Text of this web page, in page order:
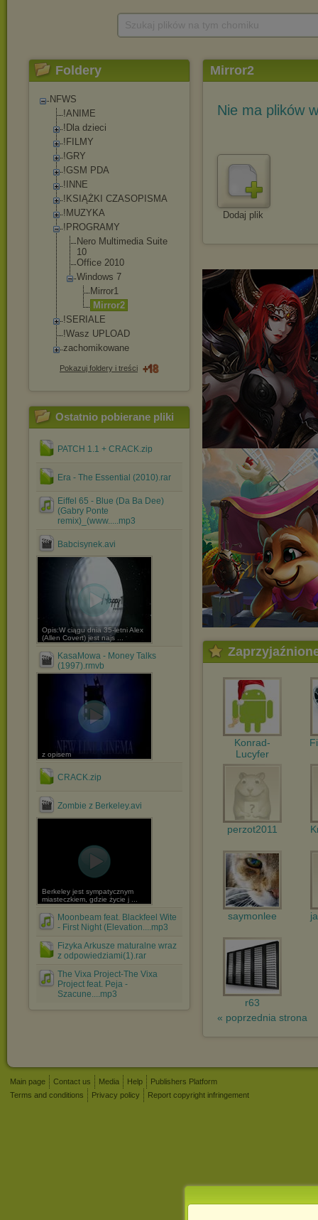
Foldery
NFWS
!ANIME
!Dla dzieci
!FILMY
!GRY
!GSM PDA
!INNE
!KSIĄŻKI CZASOPISMA
!MUZYKA
!PROGRAMY
Nero Multimedia Suite
10
Office 2010
Windows 7
Mirror1
Mirror2
!SERIALE
!Wasz UPLOAD
zachomikowane
Pokazuj foldery i treści
Ostatnio pobierane pliki
PATCH 1.1 + CRACK.zip
Era - The Essential (2010).rar
Eiffel 65 - Blue (Da Ba Dee)
(Gabry Ponte
remix)_(www.....mp3
Babcisynek.avi
Opis:W ciągu dnia 35-letni Alex
(Allen Covert) jest najs ...
KasaMowa - Money Talks
(1997).rmvb
z opisem
CRACK.zip
Zombie z Berkeley.avi
Berkeley jest sympatycznym
miasteczkiem, gdzie życie j ...
Moonbeam feat. Blackfeel Wite
- First Night (Elevation....mp3
Fizyka Arkusze maturalne wraz
z odpowiedziami(1).rar
The Vixa Project-The Vixa
Project feat. Peja -
Szacune....mp3
Mirror2
Nie ma plików
Dodaj plik
Konrad-
Lucyfer
perzot2011
saymonlee
r63
« poprzednia strona
Main page Contact us Media Help
Publishers Platform
Terms and conditions
Privacy policy Report copyright infringement